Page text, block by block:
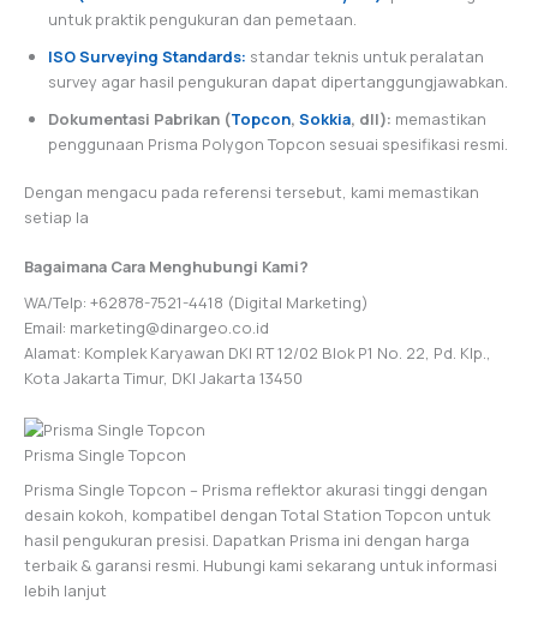
untuk praktik pengukuran dan pemetaan.
ISO Surveying Standards: standar teknis untuk peralatan
survey agar hasil pengukuran dapat dipertanggungjawabkan.
Dokumentasi Pabrikan (Topcon, Sokkia, dll): memastikan
penggunaan Prisma Polygon Topcon sesuai spesifikasi resmi.
Dengan mengacu pada referensi tersebut, kami memastikan
setiap la
Bagaimana Cara Menghubungi Kami?
WA/Telp: +62878-7521-4418 (Digital Marketing)
Email: marketing@dinargeo.co.id
Alamat: Komplek Karyawan DKI RT 12/02 Blok P1 No. 22, Pd. Klp.,
Kota Jakarta Timur, DKI Jakarta 13450
Prisma Single Topcon
Prisma Single Topcon – Prisma reflektor akurasi tinggi dengan
desain kokoh, kompatibel dengan Total Station Topcon untuk
hasil pengukuran presisi. Dapatkan Prisma ini dengan harga
terbaik & garansi resmi. Hubungi kami sekarang untuk informasi
lebih lanjut